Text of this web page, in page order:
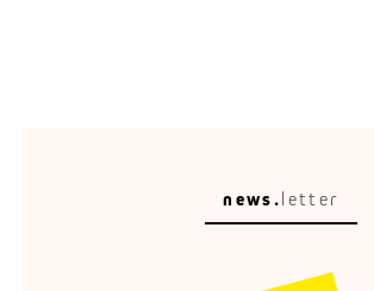
news.letter